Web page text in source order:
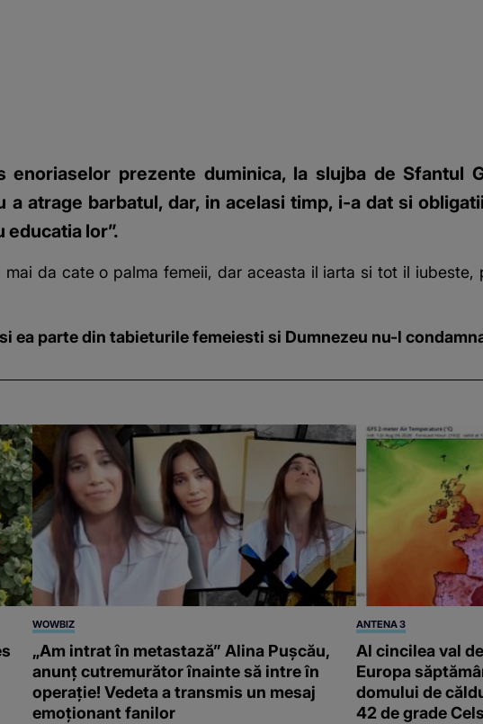
prezente duminica, la slujba de Sfantul
atrage barbatul, dar, in acelasi timp, i-a dat si
educatia lor”.
da cate o palma femeii, dar aceasta il iarta si tot il iubeste,
ea parte din tabieturile femeiesti si Dumnezeu nu-l
WOWBIZ
„Am intrat în metastază” Alina Pușcău,
anunț cutremurător înainte să intre în
operație! Vedeta a transmis un mesaj
emoționant fanilor
ANTENA 3
Al cincilea val
Europa
domului de
42 de grade